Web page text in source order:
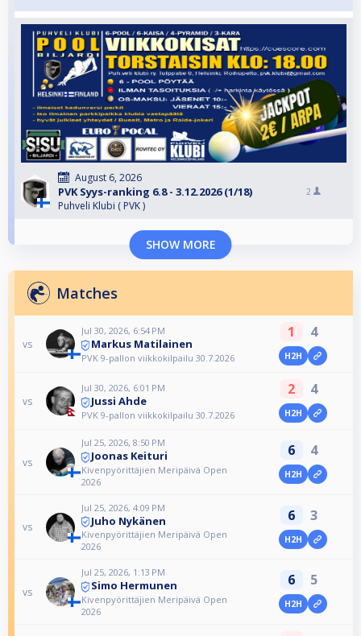
August 6, 2026
PVK Syys-ranking 6.8 - 3.12.2026 (1/18)
Puhveli Klubi ( PVK )
2
SHOW MORE
Matches
vs
Jul 30, 2026, 6:54 PM
Markus Matilainen
PVK 9-pallon viikkokilpailu 30.7.2026
1 4
H2H
vs
Jul 30, 2026, 6:01 PM
Jussi Ahde
PVK 9-pallon viikkokilpailu 30.7.2026
2 4
H2H
vs
Jul 25, 2026, 8:50 PM
Joonas Keituri
Kivenpyörittäjien Meripäivä Open
2026
6 4
H2H
vs
Jul 25, 2026, 4:09 PM
Juho Nykänen
Kivenpyörittäjien Meripäivä Open
2026
6 3
H2H
vs
Jul 25, 2026, 1:13 PM
Simo Hermunen
Kivenpyörittäjien Meripäivä Open
2026
6 5
H2H